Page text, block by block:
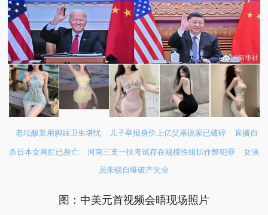
老坛酸菜用脚踩卫生堪忧 儿子举报身价上亿父亲说家已破碎 直播自
杀日本女网红已身亡 河南三支一扶考试存在规模性组织作弊犯罪
女演
员朱锐自曝破产失业
图：中美元首视频会晤现场照片